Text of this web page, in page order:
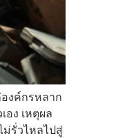
งค์กรหลาก
ง เหตุผล
รั่วไหลไปสู่